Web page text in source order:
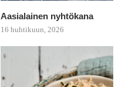
Aasialainen nyhtökana
16 huhtikuun, 2026